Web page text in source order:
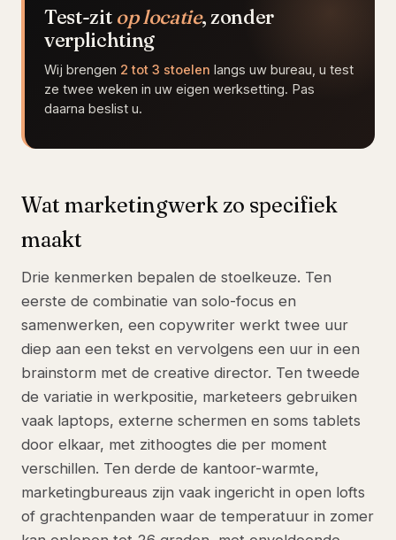
Test-zit op locatie, zonder
verplichting
Wij brengen 2 tot 3 stoelen langs uw bureau, u test
ze twee weken in uw eigen werksetting. Pas
daarna beslist u.
Wat marketingwerk zo specifiek
maakt
Drie kenmerken bepalen de stoelkeuze. Ten
eerste de combinatie van solo-focus en
samenwerken, een copywriter werkt twee uur
diep aan een tekst en vervolgens een uur in een
brainstorm met de creative director. Ten tweede
de variatie in werkpositie, marketeers gebruiken
vaak laptops, externe schermen en soms tablets
door elkaar, met zithoogtes die per moment
verschillen. Ten derde de kantoor-warmte,
marketingbureaus zijn vaak ingericht in open lofts
of grachtenpanden waar de temperatuur in zomer